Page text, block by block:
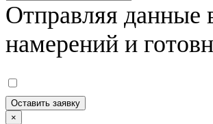
Отправляя данные
намерений и
Оставить заявку
×